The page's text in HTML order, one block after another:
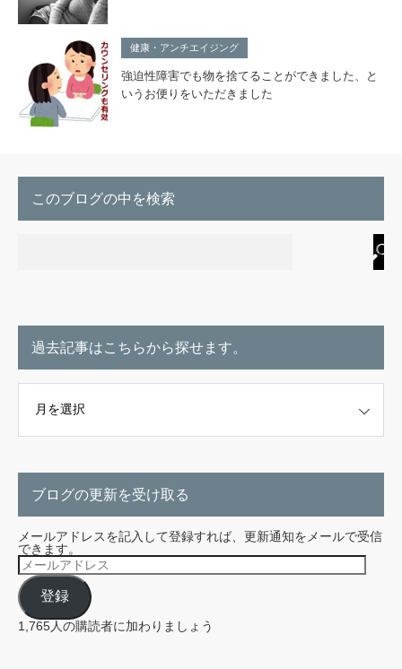
健康・アンチエイジング
強迫性障害でも物を捨てることができました、と
いうお便りをいただきました
このブログの中を検索
過去記事はこちらから探せます。
ブログの更新を受け取る
メールアドレスを記入して登録すれば、更新通知をメールで受信
できます。
メ
ー
ル
ア
ド
レ
ス
登録
1,765人の購読者に加わりましょう